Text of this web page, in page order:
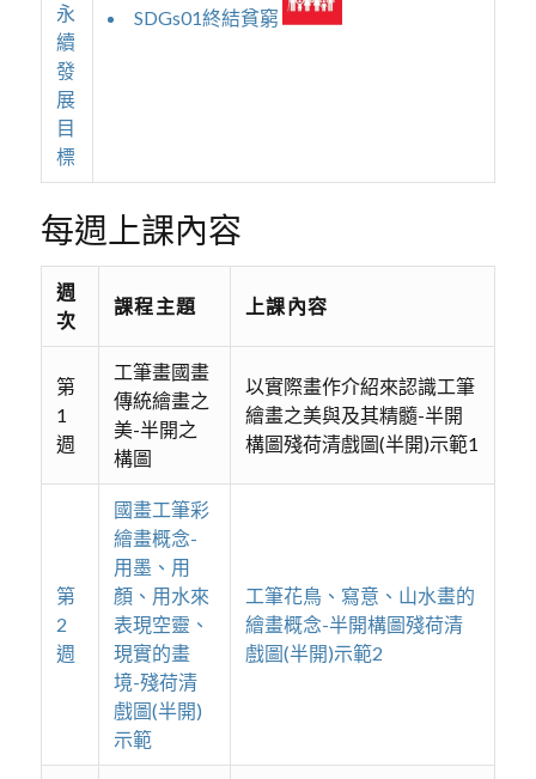
永
續
發
展
目
標
SDGs01終結貧窮
每週上課內容
週
次
課程主題 上課內容
第
1
週
工筆畫國畫
傳統繪畫之
美-半開之
構圖
以實際畫作介紹來認識工筆
繪畫之美與及其精髓-半開
構圖殘荷清戲圖(半開)示範1
第
2
週
國畫工筆彩
繪畫概念-
用墨、用
顏、用水來
表現空靈、
現實的畫
境-殘荷清
戲圖(半開)
示範
工筆花鳥、寫意、山水畫的
繪畫概念-半開構圖殘荷清
戲圖(半開)示範2